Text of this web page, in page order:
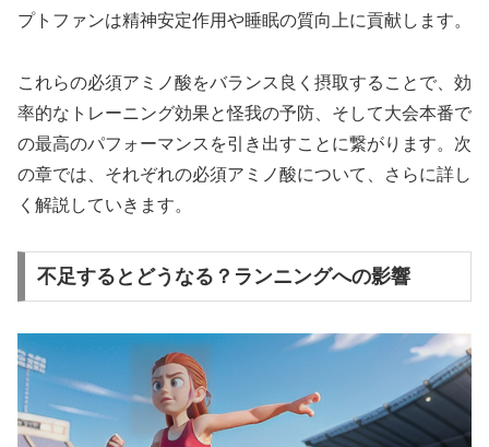
プトファンは精神安定作用や睡眠の質向上に貢献します。
これらの必須アミノ酸をバランス良く摂取することで、効
率的なトレーニング効果と怪我の予防、そして大会本番で
の最高のパフォーマンスを引き出すことに繋がります。次
の章では、それぞれの必須アミノ酸について、さらに詳し
く解説していきます。
不足するとどうなる？ランニングへの影響